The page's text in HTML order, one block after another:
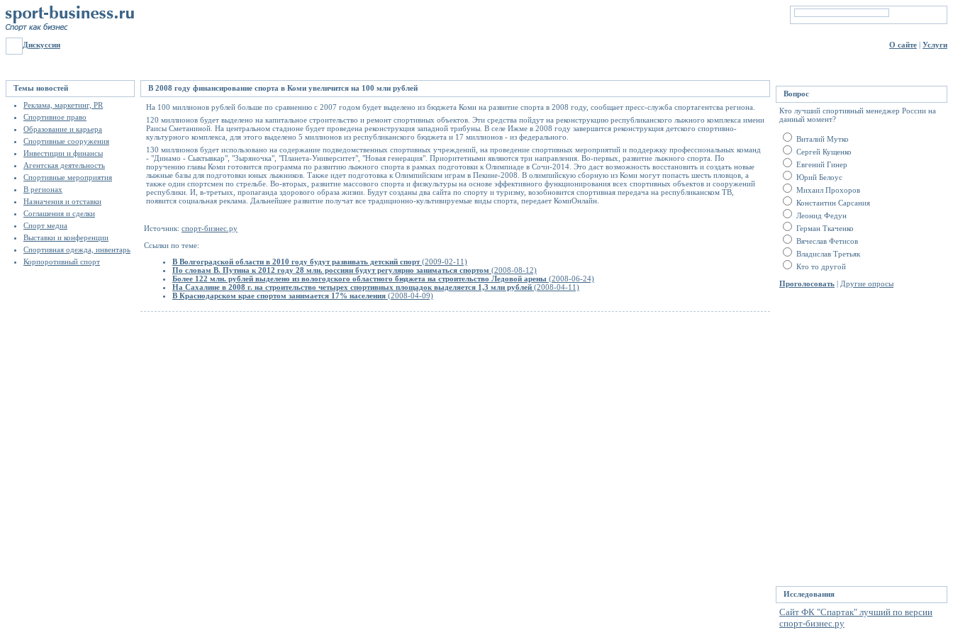
Дискуссии О сайте | Услуги
Темы новостей
Реклама, маркетинг, PR
Спортивное право
Образование и карьера
Спортивные сооружения
Инвестиции и финансы
Агентская деятельность
Спортивные мероприятия
В регионах
Назначения и отставки
Соглашения и сделки
Спорт медиа
Выставки и конференции
Спортивная одежда, инвентарь
Корпоротивный спорт
В 2008 году финансирование спорта в Коми увеличится на 100 млн рублей
На 100 миллионов рублей больше по сравнению с 2007 годом будет выделено из бюджета Коми на развитие спорта в 2008 году, сообщает пресс-служба спортагентсва региона.
120 миллионов будет выделено на капитальное строительство и ремонт спортивных объектов. Эти средства пойдут на реконструкцию республиканского лыжного комплекса имени
Раисы Сметаниной. На центральном стадионе будет проведена реконструкция западной трибуны. В селе Ижме в 2008 году завершится реконструкция детского спортивно-
культурного комплекса, для этого выделено 5 миллионов из республиканского бюджета и 17 миллионов - из федерального.
130 миллионов будет использовано на содержание подведомственных спортивных учреждений, на проведение спортивных мероприятий и поддержку профессиональных команд
- "Динамо - Сыктывкар", "Зыряночка", "Планета-Университет", "Новая генерация". Приоритетными являются три направления. Во-первых, развитие лыжного спорта. По
поручению главы Коми готовится программа по развитию лыжного спорта в рамках подготовки к Олимпиаде в Сочи-2014. Это даст возможность восстановить и создать новые
лыжные базы для подготовки юных лыжников. Также идет подготовка к Олимпийским играм в Пекине-2008. В олимпийскую сборную из Коми могут попасть шесть пловцов, а
также один спортсмен по стрельбе. Во-вторых, развитие массового спорта и физкультуры на основе эффективного функционирования всех спортивных объектов и сооружений
республики. И, в-третьих, пропаганда здорового образа жизни. Будут созданы два сайта по спорту и туризму, возобновится спортивная передача на республиканском ТВ,
появится социальная реклама. Дальнейшее развитие получат все традиционно-культивируемые виды спорта, передает КомиОнлайн.
Источник: спорт-бизнес.ру
Ссылки по теме:
В Волгоградской области в 2010 году будут развивать детский спорт(2009-02-11)
По словам В. Путина к 2012 году 28 млн. россиян будут регулярно заниматься спортом (2008-08-12)
Более 122 млн. рублей выделено из вологодского областного бюджета на строительство Ледовой арены (2008-06-24)
На Сахалине в 2008 г. на строительство четырех спортивных площадок выделяется 1,3 млн рублей (2008-04-11)
В Краснодарском крае спортом занимается 17% населения (2008-04-09)
Вопрос
Кто лучший спортивный менеджер России на
данный момент?
Виталий Мутко
Сергей Кущенко
Евгений Гинер
Юрий Белоус
Михаил Прохоров
Константин Сарсания
Леонид Федун
Герман Ткаченко
Вячеслав Фетисов
Владислав Третьяк
Кто то другой
Проголосовать | Другие опросы
Исследования
Сайт ФК "Спартак" лучший по версии
спорт-бизнес.ру